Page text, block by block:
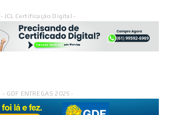
- JCL Certificação Digital -
- GDF ENTREGAS 2025 -